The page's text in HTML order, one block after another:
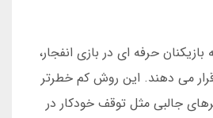
حرفه ای در بازی انفجار،
را هدف قرار می دهند. این روش کم خطرتر
جالبی مثل توقف خودکار در